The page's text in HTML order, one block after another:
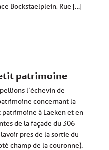
Bockstaelplein, Rue […]
patrimoine
l’échevin de
concernant la
à Laeken et en
de la façade du 306
pres de la sortie du
champ de la couronne).